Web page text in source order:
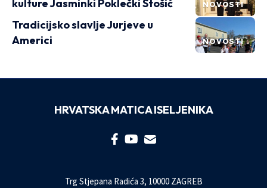
NOVOSTI
kulture Jasminki Poklečki Stošić
NOVOSTI
Tradicijsko slavlje Jurjeve u
Americi
HRVATSKA MATICA ISELJENIKA
Trg Stjepana Radića 3, 10000 ZAGREB